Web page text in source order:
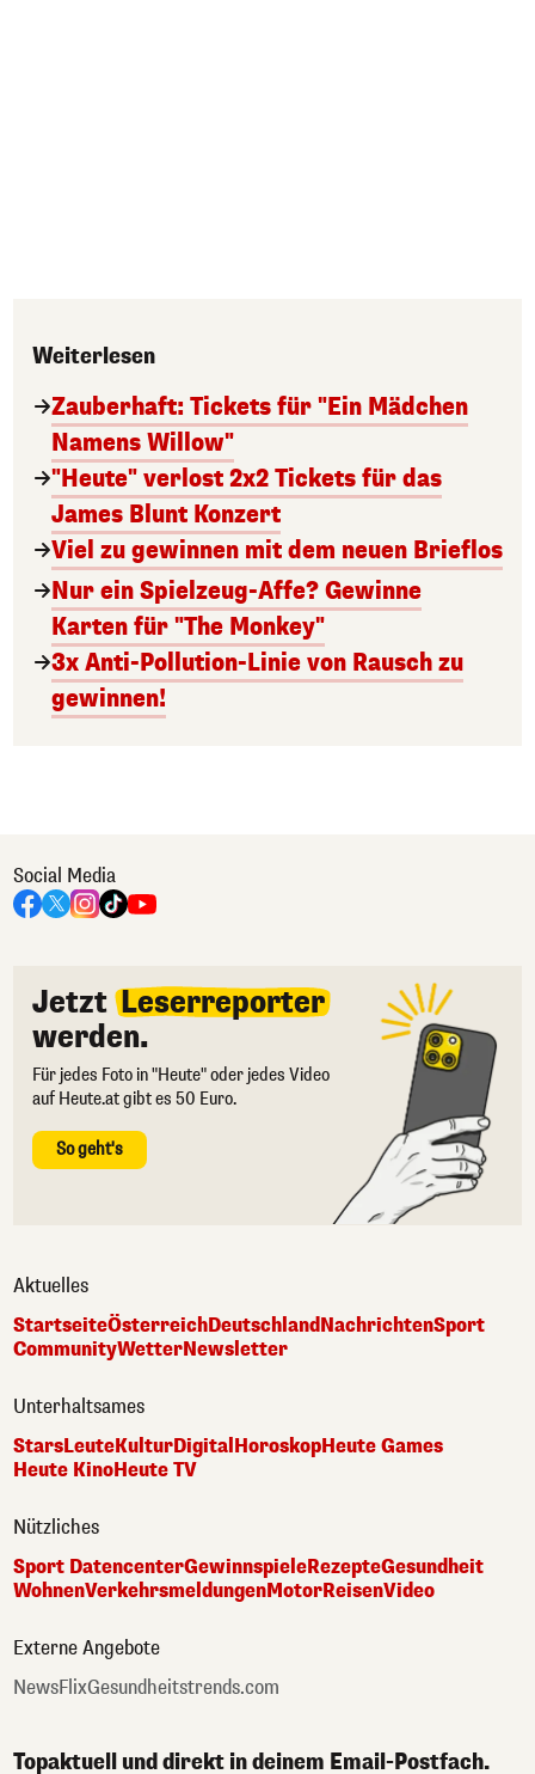
Weiterlesen
Zauberhaft: Tickets für "Ein Mädchen
Namens Willow"
"Heute" verlost 2x2 Tickets für das
James Blunt Konzert
Viel zu gewinnen mit dem neuen Brieflos
Nur ein Spielzeug-Affe? Gewinne
Karten für "The Monkey"
3x Anti-Pollution-Linie von Rausch zu
gewinnen!
Social Media
Jetzt Leserreporter
werden.
Für jedes Foto in "Heute" oder jedes Video
auf Heute.at gibt es 50 Euro.
So geht's
Aktuelles
StartseiteÖsterreichDeutschlandNachrichtenSport
CommunityWetterNewsletter
Unterhaltsames
StarsLeuteKulturDigital HoroskopHeute Games
Heute KinoHeute TV
Nützliches
Sport DatencenterGewinnspieleRezepteGesundheit
WohnenVerkehrsmeldungenMotorReisenVideo
Externe Angebote
NewsFlixGesundheitstrends.com
Topaktuell und direkt in deinem Email-Postfach.